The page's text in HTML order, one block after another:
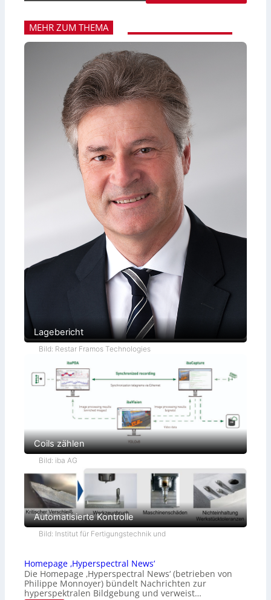
MEHR ZUM THEMA
Lagebericht
Bild: Restar Framos Technologies
Coils zählen
Bild: iba AG
Automatisierte Kontrolle
Bild: Institut für Fertigungstechnik und
Homepage ‚Hyperspectral News‘
Die Homepage ‚Hyperspectral News‘ (betrieben von
Philippe Monnoyer) bündelt Nachrichten zur
hyperspektralen Bildgebung und verweist…